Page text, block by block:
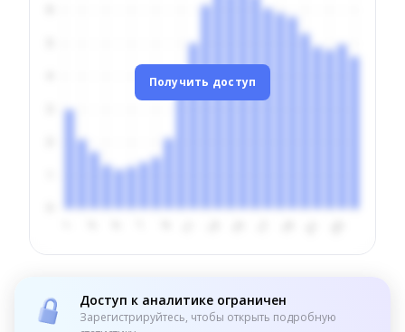
Получить доступ
Доступ к аналитике ограничен
Зарегистрируйтесь, чтобы открыть подробную